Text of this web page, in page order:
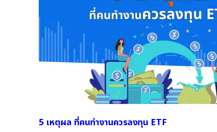
5 เหตุผล ที่คนทำงานควรลงทุน ETF